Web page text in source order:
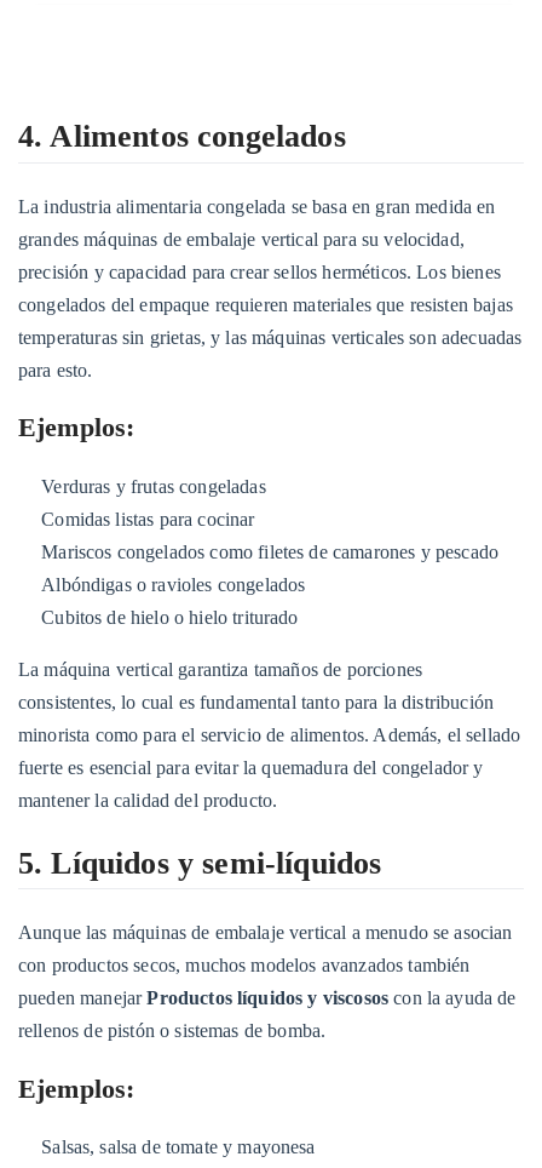
4. Alimentos congelados
La industria alimentaria congelada se basa en gran medida en
grandes máquinas de embalaje vertical para su velocidad,
precisión y capacidad para crear sellos herméticos. Los bienes
congelados del empaque requieren materiales que resisten bajas
temperaturas sin grietas, y las máquinas verticales son adecuadas
para esto.
Ejemplos:
Verduras y frutas congeladas
Comidas listas para cocinar
Mariscos congelados como filetes de camarones y pescado
Albóndigas o ravioles congelados
Cubitos de hielo o hielo triturado
La máquina vertical garantiza tamaños de porciones
consistentes, lo cual es fundamental tanto para la distribución
minorista como para el servicio de alimentos. Además, el sellado
fuerte es esencial para evitar la quemadura del congelador y
mantener la calidad del producto.
5. Líquidos y semi-líquidos
Aunque las máquinas de embalaje vertical a menudo se asocian
con productos secos, muchos modelos avanzados también
pueden manejarProductos líquidos y viscososcon la ayuda de
rellenos de pistón o sistemas de bomba.
Ejemplos:
Salsas, salsa de tomate y mayonesa